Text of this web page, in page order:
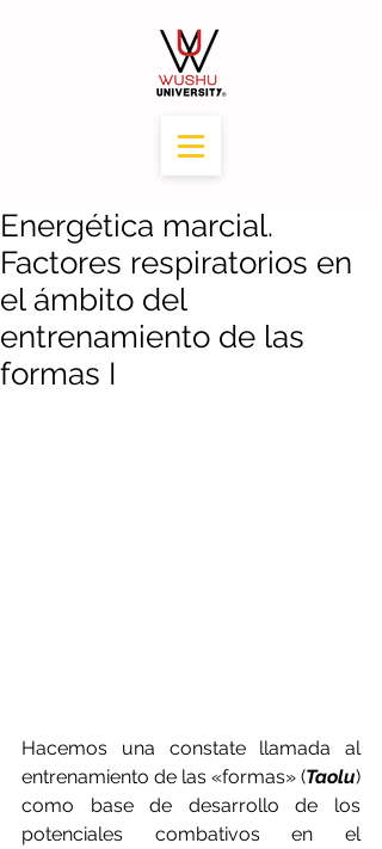
Energética marcial.
Factores respiratorios en
el ámbito del
entrenamiento de las
formas I
Hacemos una constate llamada al
entrenamiento de las «formas» (Taolu)
como base de desarrollo de los
potenciales combativos en el